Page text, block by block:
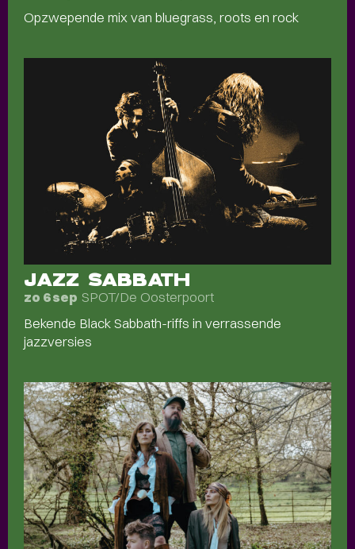
Opzwepende mix van bluegrass, roots en rock
JAZZ SABBATH
zo 6 sep SPOT/De Oosterpoort
Bekende Black Sabbath-riffs in verrassende
jazzversies